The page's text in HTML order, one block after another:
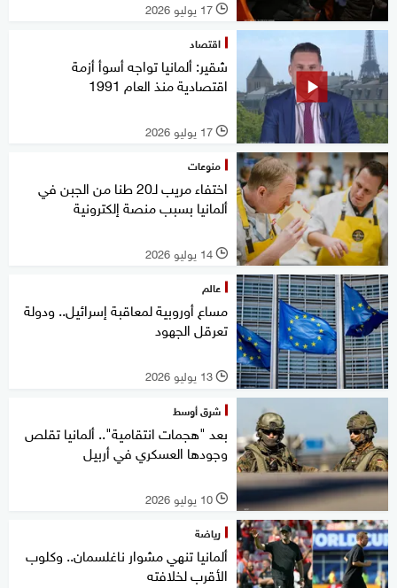
l 17 يوليو 2026
اقتصاد
شقير: ألمانيا تواجه أسوأ أزمة
اقتصادية منذ العام 1991
l 17 يوليو 2026
منوعات
اختفاء مريب لـ20 طنا من الجبن في
ألمانيا بسبب منصة إلكترونية
l 14 يوليو 2026
عالم
مساع أوروبية لمعاقبة إسرائيل.. ودولة
تعرقل الجهود
l 13 يوليو 2026
شرق أوسط
بعد "هجمات انتقامية".. ألمانيا تقلص
وجودها العسكري في أربيل
l 10 يوليو 2026
رياضة
ألمانيا تنهي مشوار ناغلسمان.. وكلوب
الأقرب لخلافته